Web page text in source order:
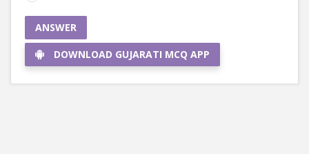
ANSWER
DOWNLOAD GUJARATI MCQ APP